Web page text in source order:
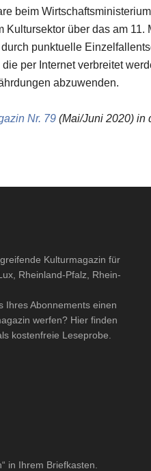
beim
Kultursektor über das am
punktuelle
per Internet verbreitet
abzuwenden.
Nr. 79 (Mai/Juni 2020) in
Kulturmagazin für
Rheinland-Pfalz, Rhein-
Ihres Abonnements einen
werfen? Hier finden
kostenfreie Leseprobe.
in Ihrem Briefkasten.